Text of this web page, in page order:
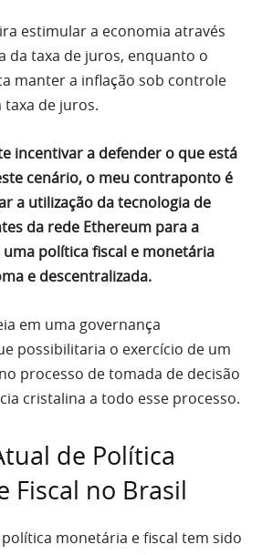
estimular a economia através
da taxa de juros, enquanto o
manter a inflação sob controle
de juros.
incentivar a defender o que está
cenário, o meu contraponto é
a utilização da tecnologia de
da rede Ethereum para a
política fiscal e monetária
e descentralizada.
em uma governança
possibilitaria o exercício de um
processo de tomada de decisão
cristalina a todo esse processo.
de Política
Fiscal no Brasil
monetária e fiscal tem sido